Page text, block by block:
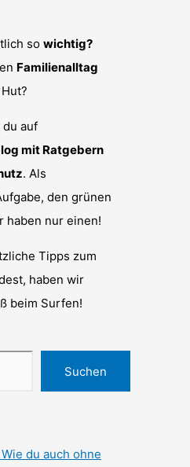
so wichtig?
Familienalltag
auf
mit Ratgebern
. Als
den grünen
haben nur einen!
Tipps zum
haben wir
beim Surfen!
Suchen
du auch ohne